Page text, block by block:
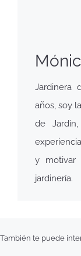
Jardinera
años, soy
de
y
jardinería.
También te puede